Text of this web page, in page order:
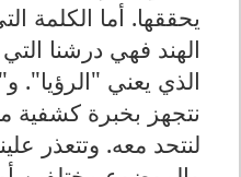
يحققها. أما الكلمة
الهند فهي درشنا
الذي يعني "الرؤيا".
نتجهز بخبرة
لنتحد معه. وتتعذر